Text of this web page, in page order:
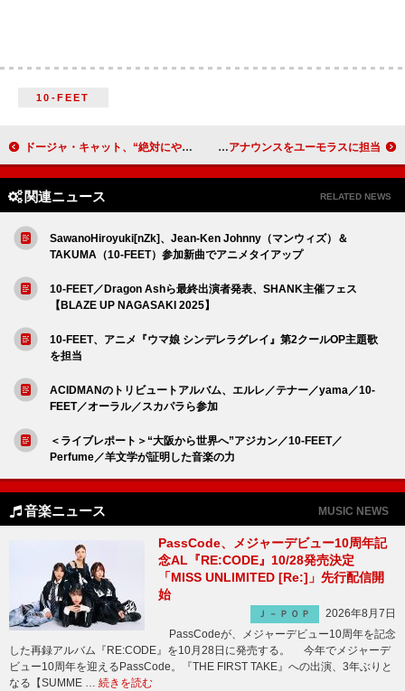
10-FEET
ドージャ・キャット、“絶対にやらない”と断言する音楽ジャンルは？ カーディ・B、NY地下鉄の安全アナウンスをユーモラスに担当
関連ニュース RELATED NEWS
SawanoHiroyuki[nZk]、Jean-Ken Johnny（マンウィズ）＆
TAKUMA（10-FEET）参加新曲でアニメタイアップ
10-FEET／Dragon Ashら最終出演者発表、SHANK主催フェス
【BLAZE UP NAGASAKI 2025】
10-FEET、アニメ『ウマ娘 シンデレラグレイ』第2クールOP主題歌
を担当
ACIDMANのトリビュートアルバム、エルレ／テナー／yama／10-
FEET／オーラル／スカパラら参加
＜ライブレポート＞“大阪から世界へ”アジカン／10-FEET／
Perfume／羊文学が証明した音楽の力
音楽ニュース MUSIC NEWS
PassCode、メジャーデビュー10周年記
念AL『RE:CODE』10/28発売決定
「MISS UNLIMITED [Re:]」先行配信開
始
Ｊ－ＰＯＰ
2026年8月7日
PassCodeが、メジャーデビュー10周年を記念
した再録アルバム『RE:CODE』を10月28日に発売する。 今年でメジャーデ
ビュー10周年を迎えるPassCode。『THE FIRST TAKE』への出演、3年ぶりと
なる【SUMME … 続きを読む